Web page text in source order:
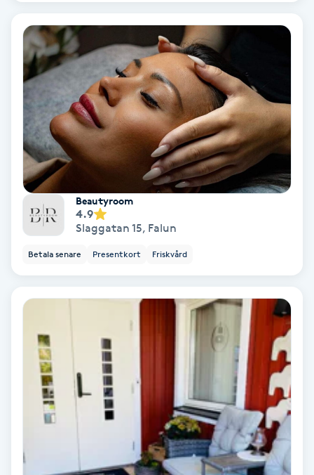
Diamantslipning
Enzympeeling
Extensions
Extensions borttagning
Eyeliner-tatuering
Face framing
Faceliftmassage
Fet hårbotten
Fettreducering
Fibromassage
Fillers
Beautyroom
4.9
Slaggatan 15, Falun
Betala senare Presentkort Friskvård